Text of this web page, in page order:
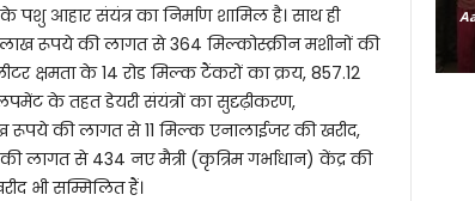
आहार संयंत्र का निर्माण शामिल है। साथ ही
रूपये की लागत से 364 मिल्कोस्क्रीन मशीनों की
क्षमता के 14 रोड मिल्क टैंकरों का क्रय, 857.12
के तहत डेयरी संयंत्रों का सुदृढ़ीकरण,
की लागत से 11 मिल्क एनालाईजर की खरीद,
लागत से 434 नए मैत्री (कृत्रिम गर्भाधान) केंद्र की
भी सम्मिलित हैं।